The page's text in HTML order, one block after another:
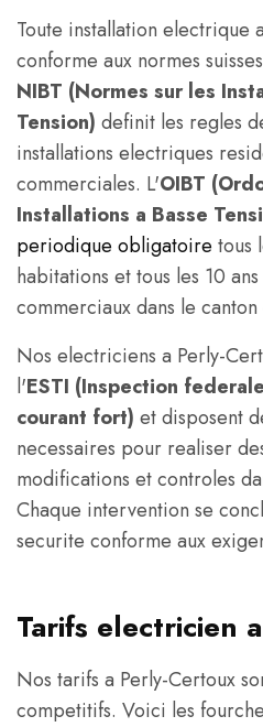
Toute installation electrique
conforme aux normes
NIBT (Normes sur les
Tension) definit les regles
installations electriques
commerciales. L'OIBT
Installations a Basse
periodique obligatoire tous
habitations et tous les 10
commerciaux dans le
Nos electriciens a Perly-
l'ESTI (Inspection
courant fort) et disposent
necessaires pour realiser
modifications et controles
Chaque intervention se
securite conforme aux
Tarifs electricien
Nos tarifs a Perly-Certoux
competitifs. Voici les